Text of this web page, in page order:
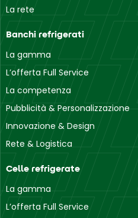
La rete
Banchi refrigerati
La gamma
L’offerta Full Service
La competenza
Pubblicità & Personalizzazione
Innovazione & Design
Rete & Logistica
Celle refrigerate
La gamma
L’offerta Full Service